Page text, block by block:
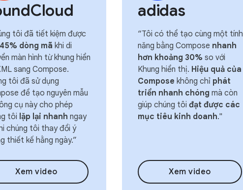
tôi đã tiết kiệm được
45% dòng mã khi di
màn hình từ khung hiển
sang Compose.
tôi đã sử dụng
để tạo nguyên mẫu
cụ này cho phép
tôi lặp lại nhanh ngay
chúng tôi thay đổi ý
thiết kế hằng ngày.”
Xem video
adidas
“Tôi có thể tạo cùng một tính
năng bằng Compose nhanh
hơn khoảng 30% so với
Khung hiển thị. Hiệu quả của
Compose không chỉ phát
triển nhanh chóng mà còn
giúp chúng tôi đạt được các
mục tiêu kinh doanh."
Xem video